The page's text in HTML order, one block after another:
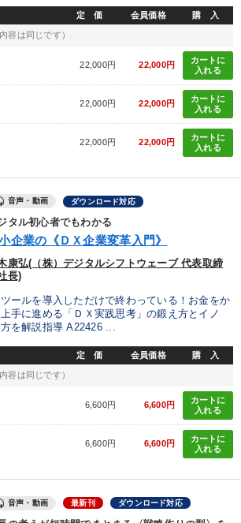
金利 イノベーション 話し方 AI
を探す refresh 更新する
録物以外の経営教材（全762タイトル）からお探
販売力を獲得する
・銀行対策」＋「不動産市況予測」＋「市場
新刊
収録〈売れ筋・人気ランキング〉＆新刊・好
る経営者》講話４選 【3月】音声・映像
【2月】音声・映像
定 価 会員価格 購 入
容は同じです）
22,000円 22,000円
カートに
入れる
22,000円 22,000円
カートに
入れる
22,000円 22,000円
カートに
入れる
音声・動画 ダウンロード対応
タル初心者でもわかる
企業の《ＤＸ企業変革入門》
康弘(（株）デジタルシフトウェーブ 代表取締
長)
ールを導入しただけで終わっている！お金をか
手に進める「ＤＸ実践思考」の鍛え方とイノ
を解説指導 A22426 ...
定 価 会員価格 購 入
容は同じです）
6,600円 6,600円
カートに
入れる
6,600円 6,600円
カートに
入れる
音声・動画 最新刊 ダウンロード対応